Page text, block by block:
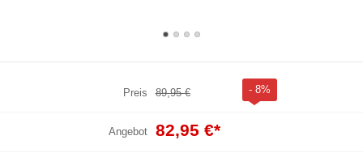
Preis 89,95 € - 8%
Angebot 82,95 €*